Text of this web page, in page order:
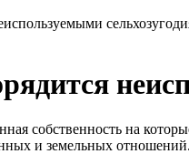
собственность на
и земельных отношений.